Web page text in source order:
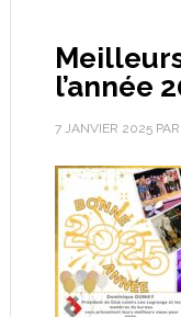
l’année
7 JANVIER 2025PAR